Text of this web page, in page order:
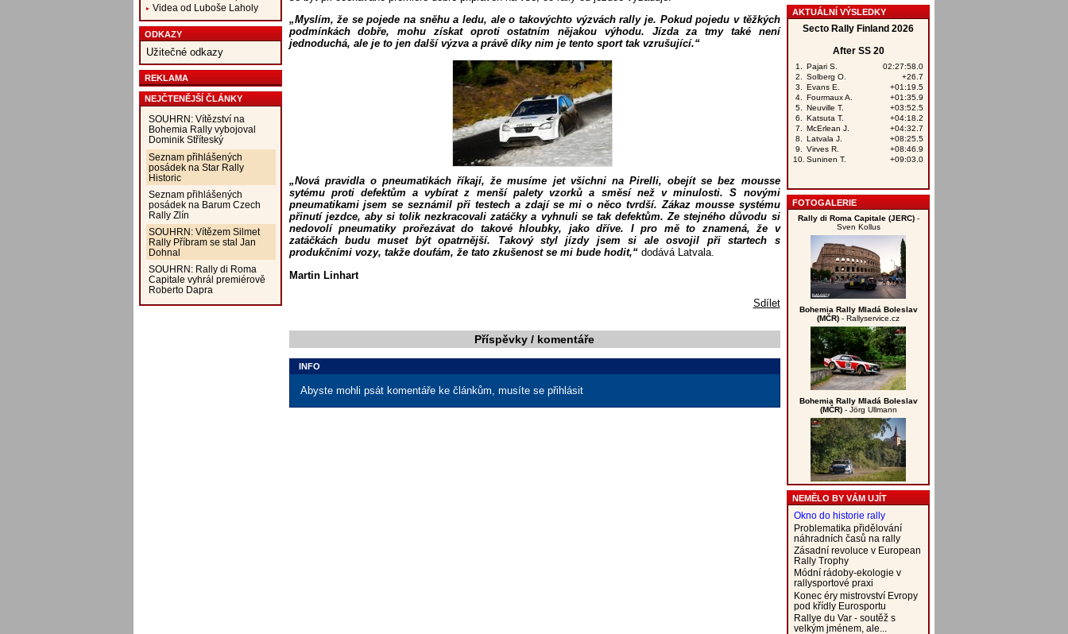
Videa od Luboše Laholy
ODKAZY
Užitečné odkazy
REKLAMA
NEJČTENĚJŠÍ ČLÁNKY
SOUHRN: Vítězství na
Bohemia Rally vybojoval
Dominik Stříteský
Seznam přihlášených
posádek na Star Rally
Historic
Seznam přihlášených
posádek na Barum Czech
Rally Zlín
SOUHRN: Vítězem Silmet
Rally Příbram se stal Jan
Dohnal
SOUHRN: Rally di Roma
Capitale vyhrál premiérově
Roberto Dapra
„Myslím, že se pojede na sněhu a ledu, ale o takovýchto výzvách rally je. Pokud pojedu v těžkých
podmínkách dobře, mohu získat oproti ostatním nějakou výhodu. Jízda za tmy také není
jednoduchá, ale je to jen další výzva a právě díky nim je tento sport tak vzrušující.“
„Nová pravidla o pneumatikách říkají, že musíme jet všichni na Pirelli, obejít se bez mousse
sytému proti defektům a vybírat z menší palety vzorků a směsí než v minulosti. S novými
pneumatikami jsem se seznámil při testech a zdají se mi o něco tvrdší. Zákaz mousse systému
přinutí jezdce, aby si tolik nezkracovali zatáčky a vyhnuli se tak defektům. Ze stejného důvodu si
nedovolí pneumatiky prořezávat do takové hloubky, jako dříve. I pro mě to znamená, že v
zatáčkách budu muset být opatrnější. Takový styl jízdy jsem si ale osvojil při startech s
produkčními vozy, takže doufám, že tato zkušenost se mi bude hodit,“dodává Latvala.
Martin Linhart
Sdílet
Příspěvky / komentáře
INFO
Abyste mohli psát komentáře ke článkům, musíte se přihlásit
AKTUÁLNÍ VÝSLEDKY
FOTOGALERIE
Rally di Roma Capitale (JERC)-
Sven Kollus
Bohemia Rally Mladá Boleslav
(MČR) - Rallyservice.cz
Bohemia Rally Mladá Boleslav
(MČR)- Jörg Ullmann
NEMĚLO BY VÁM UJÍT
Okno do historie rally
Problematika přidělování
náhradních časů na rally
Zásadní revoluce v European
Rally Trophy
Módní rádoby-ekologie v
rallysportové praxi
Konec éry mistrovství Evropy
pod křídly Eurosportu
Rallye du Var - soutěž s
velkým jménem, ale...